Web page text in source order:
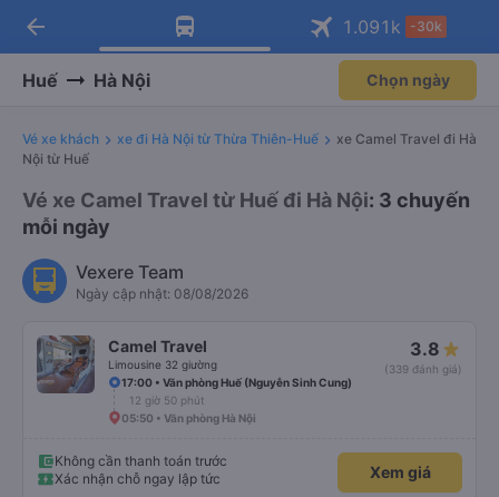
Tải app Vexere ngay!
Nhận ưu đãi thành viên độc
Mở app
Tải app Vexere
-30k/ghế khi đặt vé máy bay qua
Mở app
arrow_back 1.091 k -30k
Huế Hà Nội Chọn ngày
Vé xe khách xe đi Hà Nội từ Thừa Thiên-Huế
xe Camel Travel đi Hà
Nội từ Huế
Vé xe Camel Travel từ Huế đi Hà Nội: 3 chuyến
mỗi ngày
Vexere Team
Ngày cập nhật: 08/08/2026
Camel Travel
Limousine 32 giường
3.8
(339 đánh giá)
17:00 • Văn phòng Huế (Nguyễn Sinh Cung)
12 giờ 50 phút
05:50 • Văn phòng Hà Nội
Không cần thanh toán trước
Xác nhận chỗ ngay lập tức
Xem giá